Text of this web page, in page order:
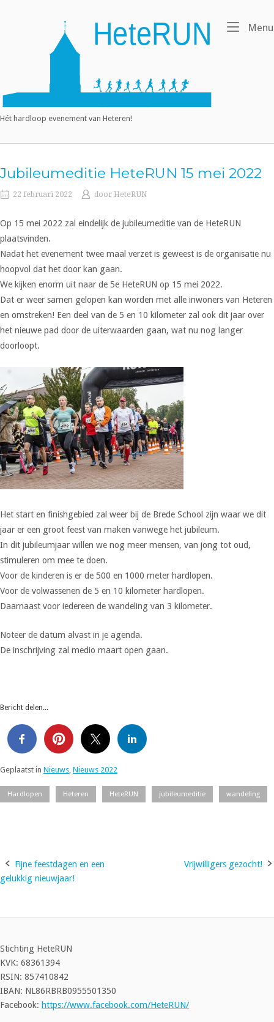
Hét hardloop evenement van Heteren!
Menu
Jubileumeditie HeteRUN 15 mei 2022
22 februari 2022 door HeteRUN
Op 15 mei 2022 zal eindelijk de jubileumeditie van de HeteRUN
plaatsvinden.
Nadat het evenement twee maal verzet is geweest is de organisatie nu
hoopvol dat het door kan gaan.
We kijken enorm uit naar de 5e HeteRUN op 15 mei 2022.
Dat er weer samen gelopen kan worden met alle inwoners van Heteren
en omstreken! Een deel van de 5 en 10 kilometer zal ook dit jaar over
het nieuwe pad door de uiterwaarden gaan, wat nu nog langer
doorloopt.
Het start en finishgebied zal weer bij de Brede School zijn waar we dit
jaar er een groot feest van maken vanwege het jubileum.
In dit jubileumjaar willen we nog meer mensen, van jong tot oud,
stimuleren om mee te doen.
Voor de kinderen is er de 500 en 1000 meter hardlopen.
Voor de volwassenen de 5 en 10 kilometer hardlopen.
Daarnaast voor iedereen de wandeling van 3 kilometer.
Noteer de datum alvast in je agenda.
De inschrijving zal medio maart open gaan.
Bericht delen...
Geplaatst in Nieuws, Nieuws 2022
Hardlopen Heteren HeteRUN jubileumeditie wandeling
Bericht
Fijne feestdagen en een
gelukkig nieuwjaar!
Vrijwilligers gezocht!
Stichting HeteRUN
KVK: 68361394
RSIN: 857410842
IBAN: NL86RBRB0955501350
Facebook: https://www.facebook.com/HeteRUN/